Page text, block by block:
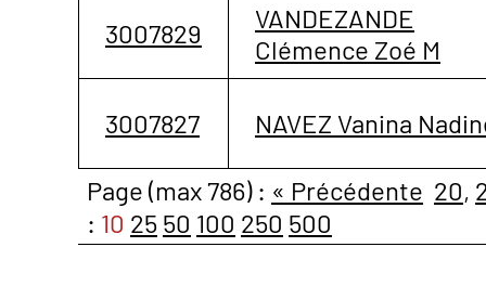
3007829
VANDEZANDE
Clémence Zoé M
3007827 NAVEZ Vanina
Page (max 786) : « Précédente 20,
: 10 25 50 100 250 500